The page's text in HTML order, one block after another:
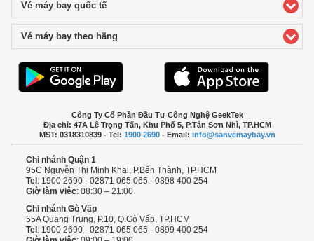
Vé máy bay quốc tếclick to expand contents
Vé máy bay theo hãng
Công Ty Cổ Phần Đầu Tư Công Nghệ GeekTek
Địa chỉ: 47A Lê Trọng Tấn, Khu Phố 5, P.Tân Sơn Nhì, TP.HCM
MST: 0318310839 - Tel: 1900 2690- Email: info@sanvemaybay.vn
Chi nhánh Quận 1
95C Nguyễn Thị Minh Khai, P.Bến Thành, TP.HCM
Tel : 1900 2690 - 02871 065 065 - 0898 400 254
Giờ làm việc: 08:30 – 21:00
Chi nhánh Gò Vấp
55A Quang Trung, P.10, Q.Gò Vấp, TP.HCM
Tel : 1900 2690 - 02871 065 065 - 0899 400 254